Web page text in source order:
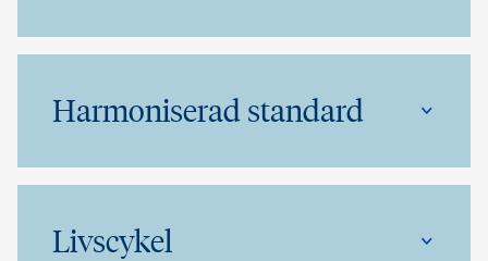
Harmoniserad standard
Livscykel